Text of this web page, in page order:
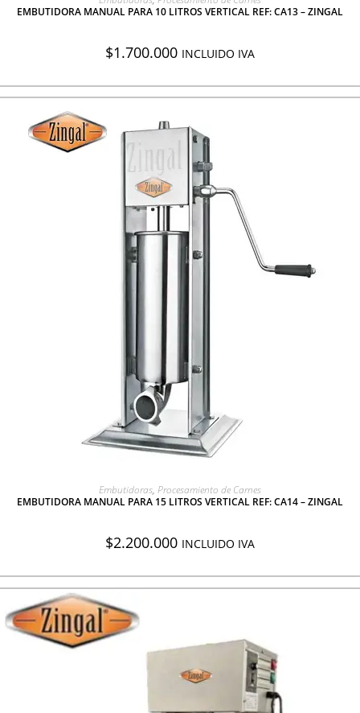
EMBUTIDORA MANUAL PARA 10 LITROS VERTICAL REF: CA13 – ZINGAL
$1.700.000 INCLUIDO IVA
AGREGAR A COTIZACIÓN
Embutidoras, Procesamiento de Carnes
EMBUTIDORA MANUAL PARA 15 LITROS VERTICAL REF: CA14 – ZINGAL
$2.200.000 INCLUIDO IVA